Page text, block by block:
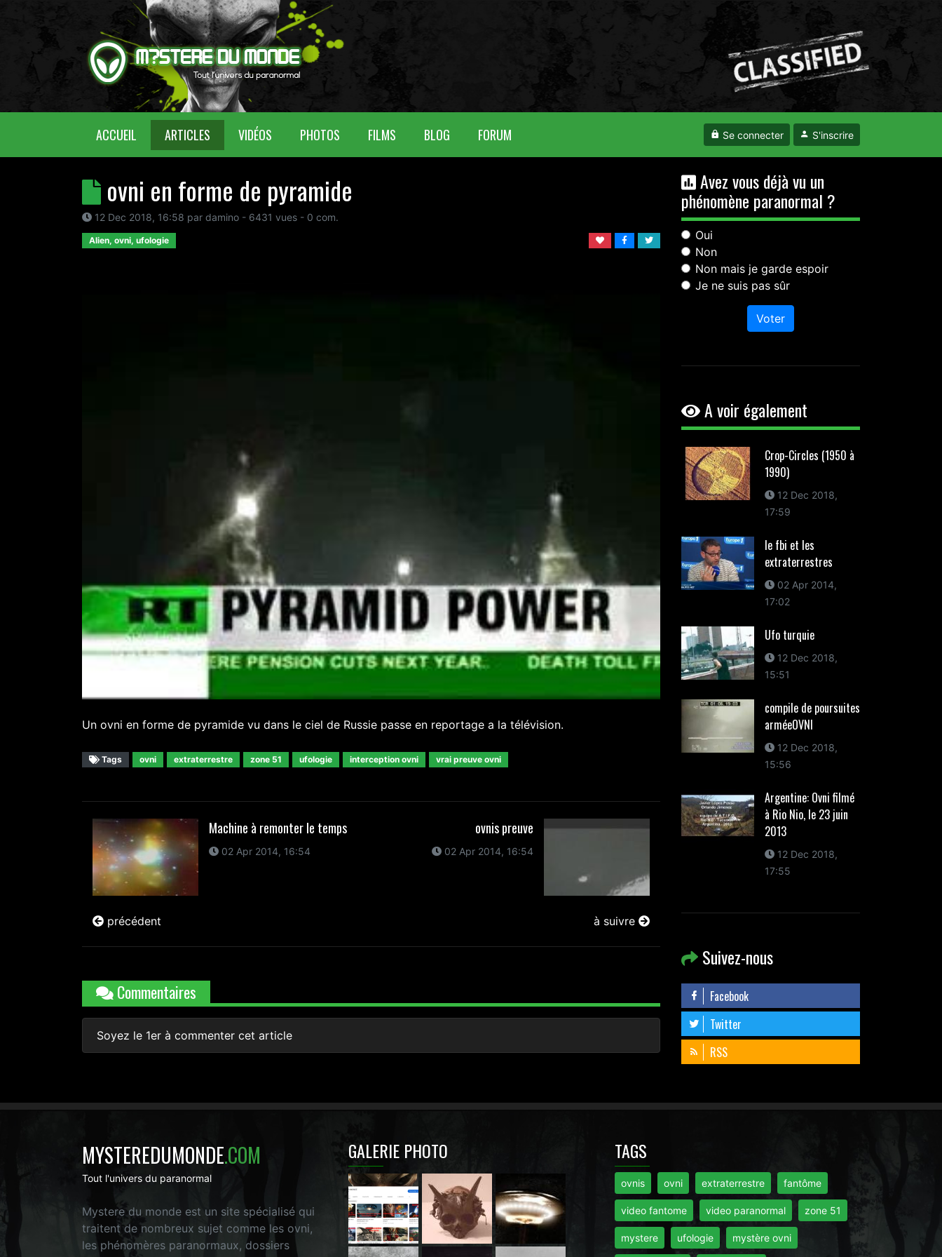
ACCUEIL (CURRENT)ARTICLES VIDÉOS PHOTOS FILMS BLOG FORUM Se connecter S'inscrire
ovni en forme de pyramide
12 Dec 2018, 16:58 par damino - 6431 vues - 0 com.
Alien, ovni, ufologie
Un ovni en forme de pyramide vu dans le ciel de Russie passe en reportage a la télévision.
Tags ovni extraterrestre zone 51 ufologie interception ovni vrai preuve ovni
Machine à remonter le temps
02 Apr 2014, 16:54
précédent
ovnis preuve
02 Apr 2014, 16:54
à suivre
Commentaires
Soyez le 1er à commenter cet article
Avez vous déjà vu un
phénomène paranormal ?
Oui
Non
Non mais je garde espoir
Je ne suis pas sûr
Voter
A voir également
Crop-Circles (1950 à
1990)
12 Dec 2018,
17:59
le fbi et les
extraterrestres
02 Apr 2014,
17:02
Ufo turquie
12 Dec 2018,
15:51
compile de poursuites
arméeOVNI
12 Dec 2018,
15:56
Argentine: Ovni filmé
à Rio Nio, le 23 juin
2013
12 Dec 2018,
17:55
Suivez-nous
Facebook
Twitter
RSS
MYSTEREDUMONDE.COM
Tout l'univers du paranormal
Mystere du monde est un site spécialisé qui
traitent de nombreux sujet comme les ovni,
les phénomères paranormaux, dossiers
GALERIE PHOTO TAGS
ovnis ovni extraterrestre fantôme
video fantome video paranormal zone 51
mystere ufologie mystère ovni